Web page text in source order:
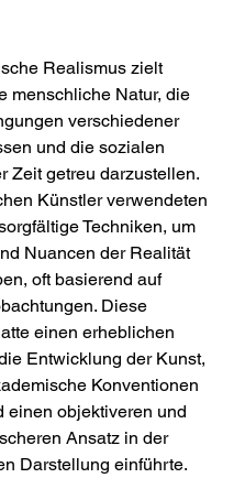
Realismus zielt
menschliche Natur, die
verschiedener
und die sozialen
Zeit getreu darzustellen.
Künstler verwendeten
Techniken, um
Nuancen der Realität
oft basierend auf
Diese
einen erheblichen
Entwicklung der Kunst,
Konventionen
einen objektiveren und
Ansatz in der
Darstellung einführte.